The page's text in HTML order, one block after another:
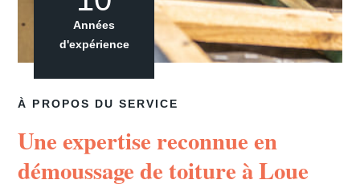
À PROPOS DU SERVICE
Une expertise reconnue en
démoussage de toiture à Loue
Années
d'expérience